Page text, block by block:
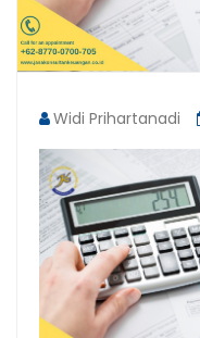
Widi Prihartanadi